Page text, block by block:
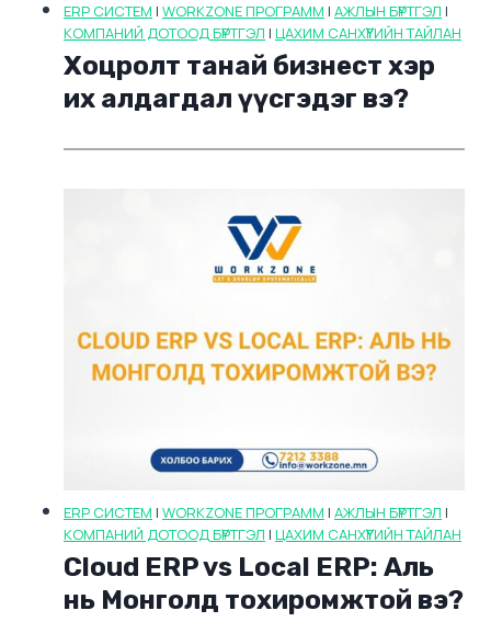
ERP СИСТЕМ | WORKZONE ПРОГРАММ | АЖЛЫН БҮРТГЭЛ |
КОМПАНИЙ ДОТООД БҮРТГЭЛ | ЦАХИМ САНХҮҮГИЙН ТАЙЛАН
Хоцролт танай бизнест хэр
их алдагдал үүсгэдэг вэ?
ERP СИСТЕМ | WORKZONE ПРОГРАММ | АЖЛЫН БҮРТГЭЛ |
КОМПАНИЙ ДОТООД БҮРТГЭЛ | ЦАХИМ САНХҮҮГИЙН ТАЙЛАН
Cloud ERP vs Local ERP: Аль
нь Монголд тохиромжтой вэ?